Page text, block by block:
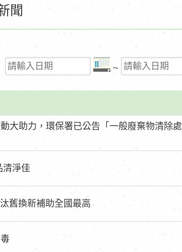
聞
起
始
日
~ 結
束
日
大助力，環保署已公告「一般廢棄物清除處
清淨佳
舊換新補助全國最高